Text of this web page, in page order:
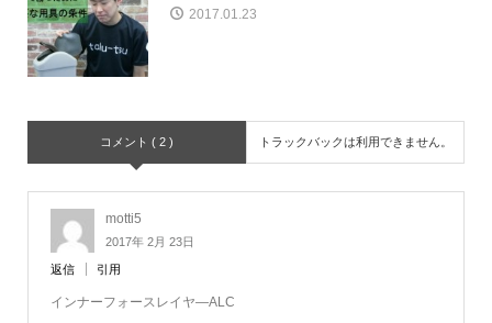
2017.01.23
コメント ( 2 ) トラックバックは利用できません。
motti5
2017年 2月 23日
返信 引用
インナーフォースレイヤ―ALC